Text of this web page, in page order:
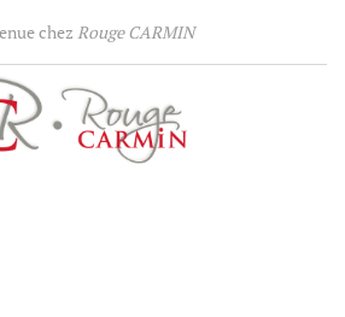
chez Rouge CARMIN